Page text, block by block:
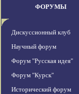
ФОРУМЫ
Дискуссионный клуб
Научный форум
Форум "Русская идея"
Форум "Курск"
Исторический форум